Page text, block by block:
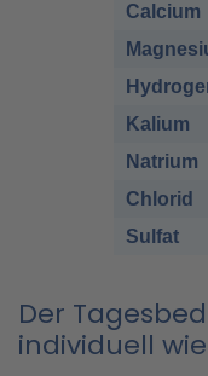
Calcium
Kalium
Natrium
Chlorid
Sulfat
Der
individuell